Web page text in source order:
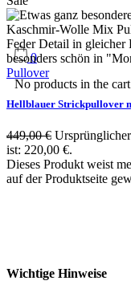
0
No products in the
Pullover
Hellblauer Strickpullover
449,00€
ist: 220,00 €.
Dieses Produkt weist
auf der Produktseite
Wichtige Hinweise